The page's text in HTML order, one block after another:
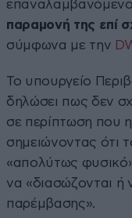
παραμονή της επί
σύμφωνα με την
Το υπουργείο
δηλώσει πως δεν
σε περίπτωση που
σημειώνοντας ότι
«απολύτως φυσικό»
να «διασώζονται ή
παρέμβασης».